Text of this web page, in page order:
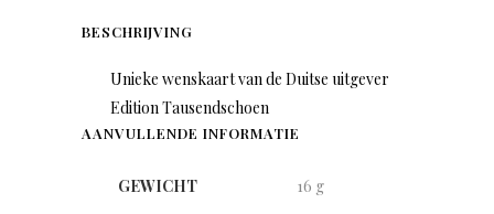
BESCHRIJVING
Unieke wenskaart van de Duitse uitgever
Edition Tausendschoen
AANVULLENDE INFORMATIE
GEWICHT
16 g